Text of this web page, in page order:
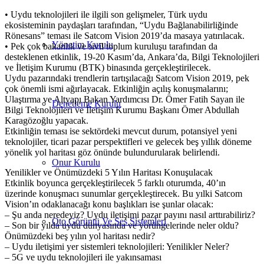
Yönetim Kurulu
Denetleme Kurulu
Onur Kurulu
Oto Görüntü Ve Ses Sistemleri
• Uydu teknolojileri ile ilgili son gelişmeler, Türk uydu
ekosisteminin paydaşları tarafından, “Uydu Bağlanabilirliğinde
Rönesans” teması ile Satcom Vision 2019’da masaya yatırılacak.
• Pek çok bakanlık ve sivil toplum kuruluşu tarafından da
desteklenen etkinlik, 19-20 Kasım’da, Ankara’da, Bilgi Teknolojileri
ve İletişim Kurumu (BTK) binasında gerçekleştirilecek.
Uydu pazarındaki trendlerin tartışılacağı Satcom Vision 2019, pek
çok önemli ismi ağırlayacak. Etkinliğin açılış konuşmalarını;
Ulaştırma ve Altyapı Bakan Yardımcısı Dr. Ömer Fatih Sayan ile
Bilgi Teknolojileri ve İletişim Kurumu Başkanı Ömer Abdullah
Karagözoğlu yapacak.
Etkinliğin teması ise sektördeki mevcut durum, potansiyel yeni
teknolojiler, ticari pazar perspektifleri ve gelecek beş yıllık döneme
yönelik yol haritası göz önünde bulundurularak belirlendi.
Yenilikler ve Önümüzdeki 5 Yılın Haritası Konuşulacak
Etkinlik boyunca gerçekleştirilecek 5 farklı oturumda, 40’ın
üzerinde konuşmacı sunumlar gerçekleştirecek. Bu yılki Satcom
Vision’ın odaklanacağı konu başlıkları ise şunlar olacak:
– Şu anda neredeyiz? Uydu iletişimi pazar payını nasıl arttırabiliriz?
– Son bir yılda uydu dünyasında ve yörüngelerinde neler oldu?
Önümüzdeki beş yılın yol haritası nedir?
– Uydu iletişimi yer sistemleri teknolojileri: Yenilikler Neler?
– 5G ve uydu teknolojileri ile yakınsaması